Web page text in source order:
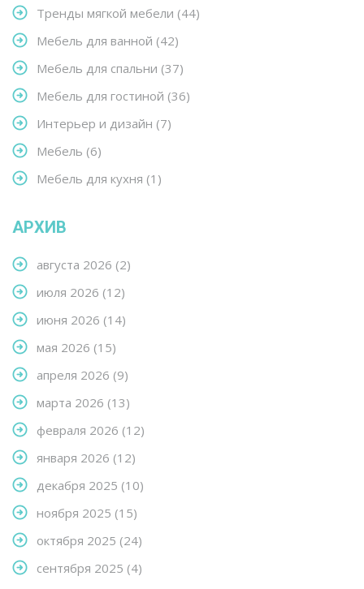
Тренды мягкой мебели (44)
Мебель для ванной (42)
Мебель для спальни (37)
Мебель для гостиной (36)
Интерьер и дизайн (7)
Мебель (6)
Мебель для кухня (1)
АРХИВ
августа 2026 (2)
июля 2026 (12)
июня 2026 (14)
мая 2026 (15)
апреля 2026 (9)
марта 2026 (13)
февраля 2026 (12)
января 2026 (12)
декабря 2025 (10)
ноября 2025 (15)
октября 2025 (24)
сентября 2025 (4)